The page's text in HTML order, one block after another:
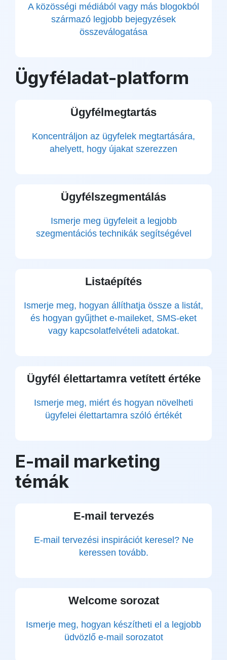
A közösségi médiából vagy más blogokból
származó legjobb bejegyzések
összeválogatása
Ügyféladat-platform
Ügyfélmegtartás
Koncentráljon az ügyfelek megtartására,
ahelyett, hogy újakat szerezzen
Ügyfélszegmentálás
Ismerje meg ügyfeleit a legjobb
szegmentációs technikák segítségével
Listaépítés
Ismerje meg, hogyan állíthatja össze a listát,
és hogyan gyűjthet e-maileket, SMS-eket
vagy kapcsolatfelvételi adatokat.
Ügyfél élettartamra vetített értéke
Ismerje meg, miért és hogyan növelheti
ügyfelei élettartamra szóló értékét
E-mail marketing
témák
E-mail tervezés
E-mail tervezési inspirációt keresel? Ne
keressen tovább.
Welcome sorozat
Ismerje meg, hogyan készítheti el a legjobb
üdvözlő e-mail sorozatot